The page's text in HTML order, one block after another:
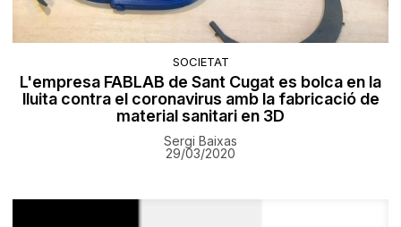
SOCIETAT
L'empresa FABLAB de Sant Cugat es bolca en la
lluita contra el coronavirus amb la fabricació de
material sanitari en 3D
Sergi Baixas
29/03/2020